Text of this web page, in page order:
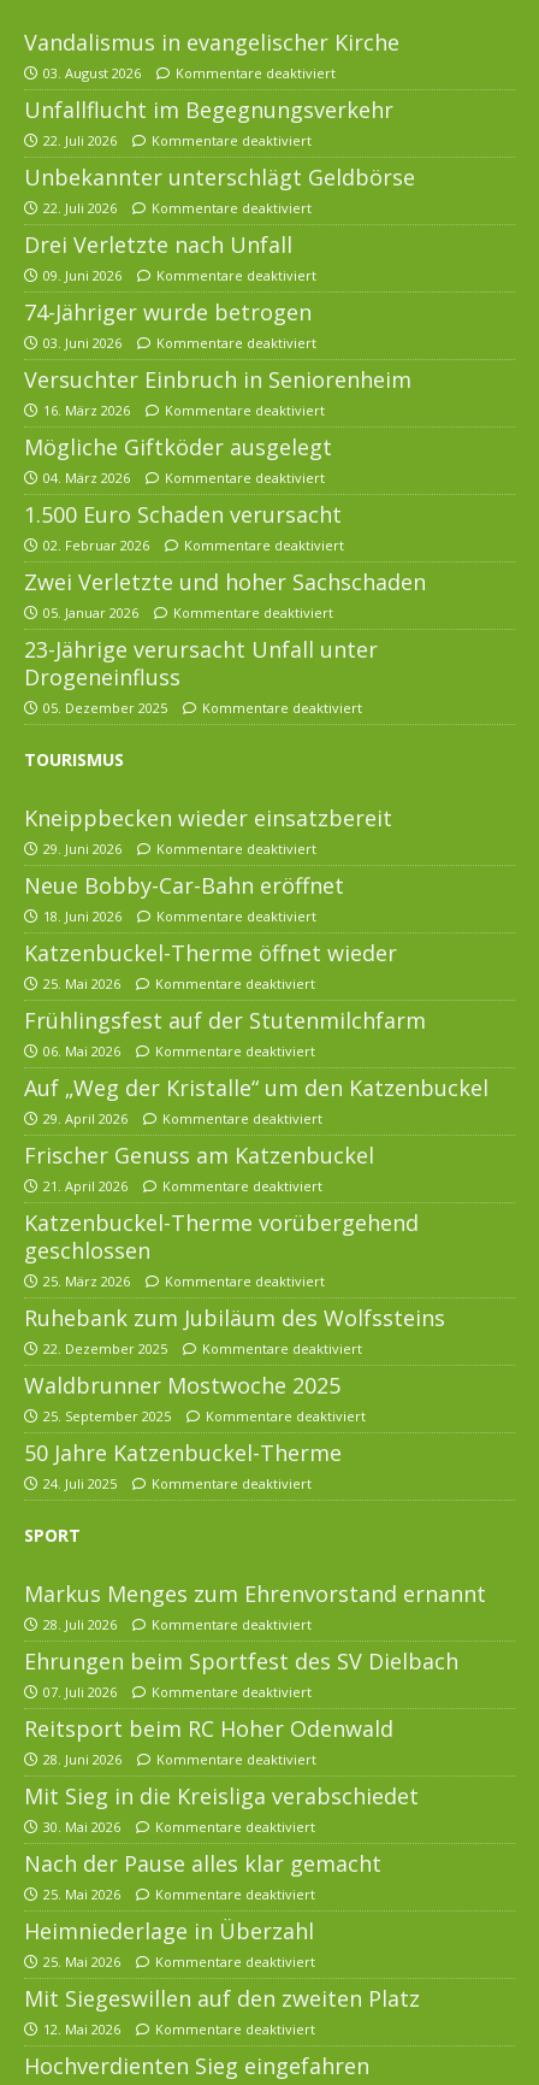
Vandalismus in evangelischer Kirche
03. August 2026 Kommentare deaktiviert
Unfallflucht im Begegnungsverkehr
22. Juli 2026 Kommentare deaktiviert
Unbekannter unterschlägt Geldbörse
22. Juli 2026 Kommentare deaktiviert
Drei Verletzte nach Unfall
09. Juni 2026 Kommentare deaktiviert
74-Jähriger wurde betrogen
03. Juni 2026 Kommentare deaktiviert
Versuchter Einbruch in Seniorenheim
16. März 2026 Kommentare deaktiviert
Mögliche Giftköder ausgelegt
04. März 2026 Kommentare deaktiviert
1.500 Euro Schaden verursacht
02. Februar 2026 Kommentare deaktiviert
Zwei Verletzte und hoher Sachschaden
05. Januar 2026 Kommentare deaktiviert
23-Jährige verursacht Unfall unter
Drogeneinfluss
05. Dezember 2025 Kommentare deaktiviert
TOURISMUS
Kneippbecken wieder einsatzbereit
29. Juni 2026 Kommentare deaktiviert
Neue Bobby-Car-Bahn eröffnet
18. Juni 2026 Kommentare deaktiviert
Katzenbuckel-Therme öffnet wieder
25. Mai 2026 Kommentare deaktiviert
Frühlingsfest auf der Stutenmilchfarm
06. Mai 2026 Kommentare deaktiviert
Auf „Weg der Kristalle“ um den Katzenbuckel
29. April 2026 Kommentare deaktiviert
Frischer Genuss am Katzenbuckel
21. April 2026 Kommentare deaktiviert
Katzenbuckel-Therme vorübergehend
geschlossen
25. März 2026 Kommentare deaktiviert
Ruhebank zum Jubiläum des Wolfssteins
22. Dezember 2025 Kommentare deaktiviert
Waldbrunner Mostwoche 2025
25. September 2025 Kommentare deaktiviert
50 Jahre Katzenbuckel-Therme
24. Juli 2025 Kommentare deaktiviert
SPORT
Markus Menges zum Ehrenvorstand ernannt
28. Juli 2026 Kommentare deaktiviert
Ehrungen beim Sportfest des SV Dielbach
07. Juli 2026 Kommentare deaktiviert
Reitsport beim RC Hoher Odenwald
28. Juni 2026 Kommentare deaktiviert
Mit Sieg in die Kreisliga verabschiedet
30. Mai 2026 Kommentare deaktiviert
Nach der Pause alles klar gemacht
25. Mai 2026 Kommentare deaktiviert
Heimniederlage in Überzahl
25. Mai 2026 Kommentare deaktiviert
Mit Siegeswillen auf den zweiten Platz
12. Mai 2026 Kommentare deaktiviert
Hochverdienten Sieg eingefahren